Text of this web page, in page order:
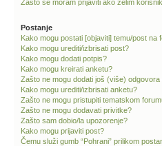
Zašto se moram prijaviti ako želim
Postanje
Kako mogu postati [objaviti] temu/post na
Kako mogu urediti/izbrisati post?
Kako mogu dodati potpis?
Kako mogu kreirati anketu?
Zašto ne mogu dodati još (više) odgovora
Kako mogu urediti/izbrisati anketu?
Zašto ne mogu pristupiti tematskom
Zašto ne mogu dodavati privitke?
Zašto sam dobio/la upozorenje?
Kako mogu prijaviti post?
Čemu služi gumb “Pohrani” prilikom